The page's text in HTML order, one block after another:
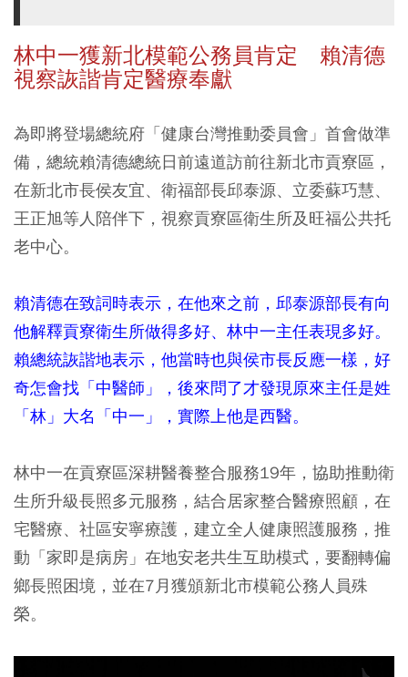
林中一獲新北模範公務員肯定 賴清德
視察詼諧肯定醫療奉獻
為即將登場總統府「健康台灣推動委員會」首會做準
備，總統賴清德總統日前遠道訪前往新北市貢寮區，
在新北市長侯友宜、衛福部長邱泰源、立委蘇巧慧、
王正旭等人陪伴下，視察貢寮區衛生所及旺福公共托
老中心。
賴清德在致詞時表示，在他來之前，邱泰源部長有向
他解釋貢寮衛生所做得多好、林中一主任表現多好。
賴總統詼諧地表示，他當時也與侯市長反應一樣，好
奇怎會找「中醫師」，後來問了才發現原來主任是姓
「林」大名「中一」，實際上他是西醫。
林中一在貢寮區深耕醫養整合服務19年，協助推動衛
生所升級長照多元服務，結合居家整合醫療照顧，在
宅醫療、社區安寧療護，建立全人健康照護服務，推
動「家即是病房」在地安老共生互助模式，要翻轉偏
鄉長照困境，並在7月獲頒新北市模範公務人員殊
榮。